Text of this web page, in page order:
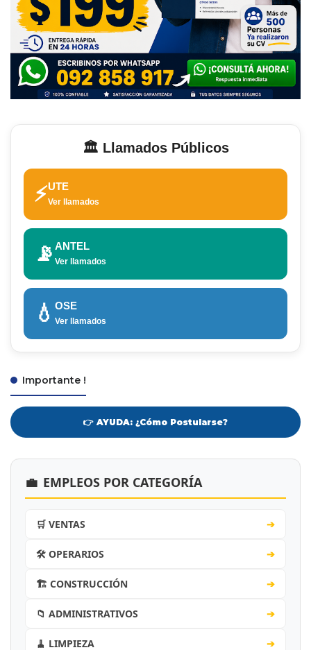
🏛️ Llamados Públicos
⚡UTE
Ver llamados
📡 ANTEL
Ver llamados
💧 OSE
Ver llamados
Importante !
👉 AYUDA: ¿Cómo Postularse?
💼 EMPLEOS POR CATEGORÍA
🛒 VENTAS ➔
🛠️ OPERARIOS ➔
🏗️ CONSTRUCCIÓN ➔
📁 ADMINISTRATIVOS ➔
🧹 LIMPIEZA ➔